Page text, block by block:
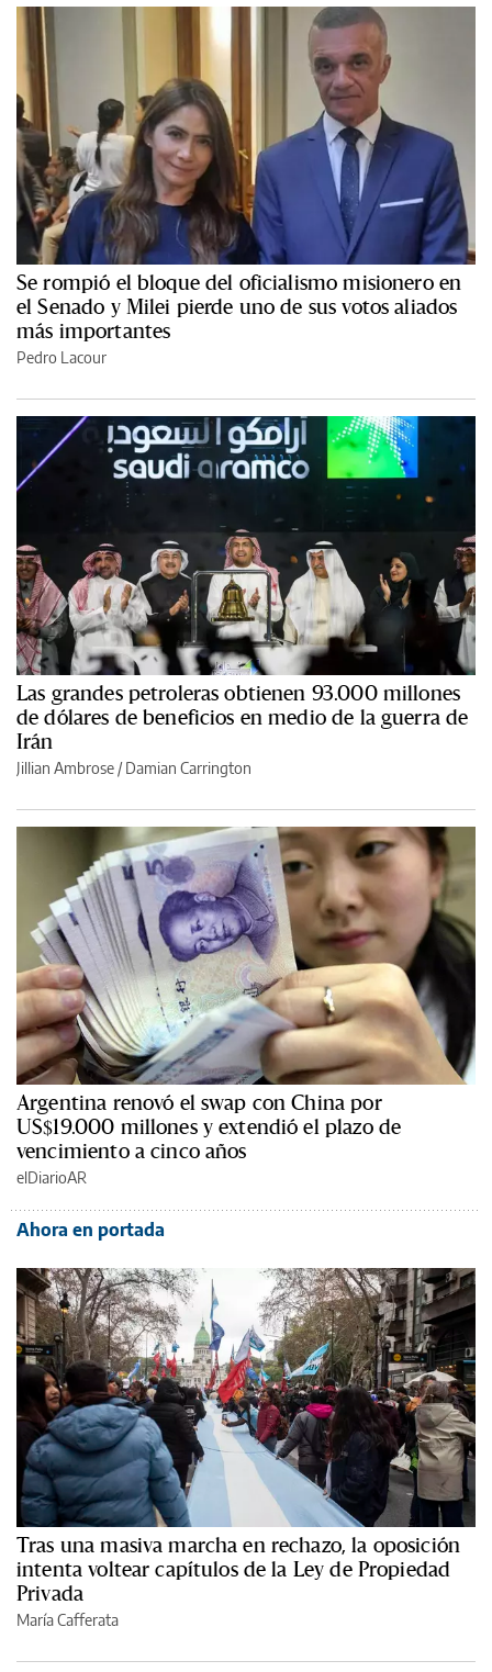
Se rompió el bloque del oficialismo misionero en
el Senado y Milei pierde uno de sus votos aliados
más importantes
Pedro Lacour
Las grandes petroleras obtienen 93.000 millones
de dólares de beneficios en medio de la guerra de
Irán
Jillian Ambrose / Damian Carrington
Argentina renovó el swap con China por
US$19.000 millones y extendió el plazo de
vencimiento a cinco años
elDiarioAR
Ahora en portada
Tras una masiva marcha en rechazo, la oposición
intenta voltear capítulos de la Ley de Propiedad
Privada
María Cafferata